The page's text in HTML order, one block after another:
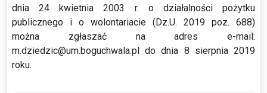
dnia 24 kwietnia 2003 r. o działalności pożytku
publicznego i o wolontariacie (Dz.U. 2019 poz. 688)
można zgłaszać na adres e-mail:
m.dziedzic@um.boguchwala.pl do dnia 8 sierpnia 2019
roku.